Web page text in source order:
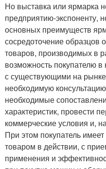
Но выставка или ярмарка
предприятию-экспоненту,
основных преимуществ
сосредоточение образцов
товаров, производимых в
возможность покупателю в
с существующими на
необходимую
необходимые
характеристик, провести
коммерческие условия и,
При этом покупатель
товаром в действии, с
применения и